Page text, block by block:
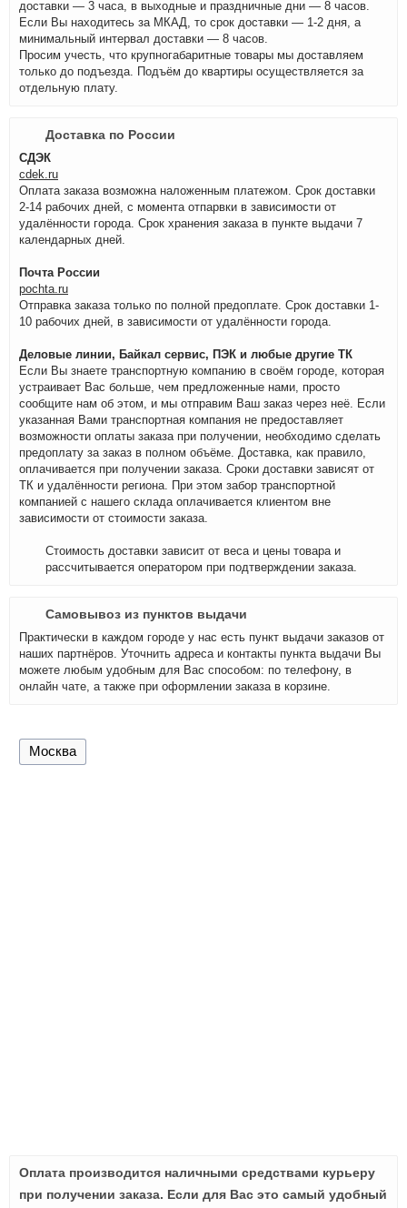
доставки — 3 часа, в выходные и праздничные дни — 8 часов.
Если Вы находитесь за МКАД, то срок доставки — 1-2 дня, а
минимальный интервал доставки — 8 часов.
Просим учесть, что крупногабаритные товары мы доставляем
только до подъезда. Подъём до квартиры осуществляется за
отдельную плату.
Доставка по России
СДЭК
cdek.ru
Оплата заказа возможна наложенным платежом. Срок доставки
2-14 рабочих дней, с момента отпарвки в зависимости от
удалённости города. Срок хранения заказа в пункте выдачи 7
календарных дней.
Почта России
pochta.ru
Отправка заказа только по полной предоплате. Срок доставки 1-
10 рабочих дней, в зависимости от удалённости города.
Деловые линии, Байкал сервис, ПЭК и любые другие ТК
Если Вы знаете транспортную компанию в своём городе, которая
устраивает Вас больше, чем предложенные нами, просто
сообщите нам об этом, и мы отправим Ваш заказ через неё. Если
указанная Вами транспортная компания не предоставляет
возможности оплаты заказа при получении, необходимо сделать
предоплату за заказ в полном объёме. Доставка, как правило,
оплачивается при получении заказа. Сроки доставки зависят от
ТК и удалённости региона. При этом забор транспортной
компанией с нашего склада оплачивается клиентом вне
зависимости от стоимости заказа.
Стоимость доставки зависит от веса и цены товара и
рассчитывается оператором при подтверждении заказа.
Самовывоз из пунктов выдачи
Практически в каждом городе у нас есть пункт выдачи заказов от
наших партнёров. Уточнить адреса и контакты пункта выдачи Вы
можете любым удобным для Вас способом: по телефону, в
онлайн чате, а также при оформлении заказа в корзине.
Москва
Оплата производится наличными средствами курьеру
при получении заказа. Если для Вас это самый удобный